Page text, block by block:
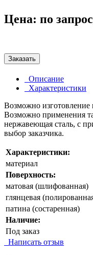
Цена: по
Заказать
Описание
Характеристики
Возможно изготовление
Возможно применения
нержавеющая сталь, с
выбор заказчика.
Характеристики:
материал
Поверхность:
матовая (шлифованная)
глянцевая
патина (состаренная)
Наличие:
Под заказ
Написать отзыв